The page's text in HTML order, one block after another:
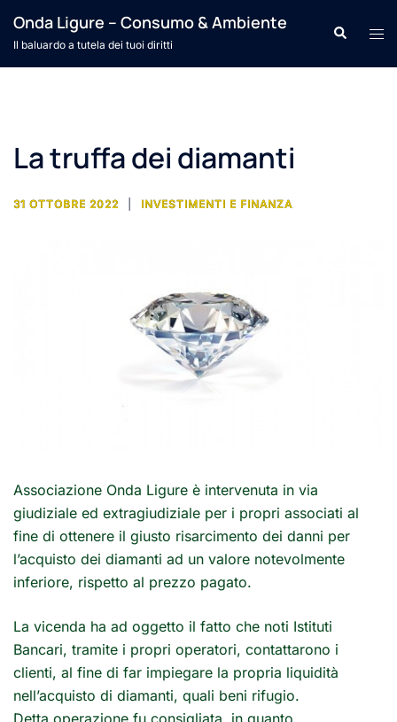
Onda Ligure – Consumo & Ambiente
Il baluardo a tutela dei tuoi diritti
Cerca
La truffa dei diamanti
31 OTTOBRE 2022 INVESTIMENTI E FINANZA
Associazione Onda Ligure è intervenuta in via
giudiziale ed extragiudiziale per i propri associati al
fine di ottenere il giusto risarcimento dei danni per
l’acquisto dei diamanti ad un valore notevolmente
inferiore, rispetto al prezzo pagato.
La vicenda ha ad oggetto il fatto che noti Istituti
Bancari, tramite i propri operatori, contattarono i
clienti, al fine di far impiegare la propria liquidità
nell’acquisto di diamanti, quali beni rifugio.
Detta operazione fu consigliata, in quanto